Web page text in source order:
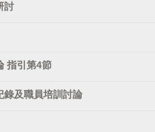
討
指引第4節
錄及職員培訓討論